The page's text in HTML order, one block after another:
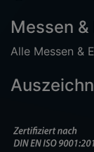
Messen
Alle Messen &